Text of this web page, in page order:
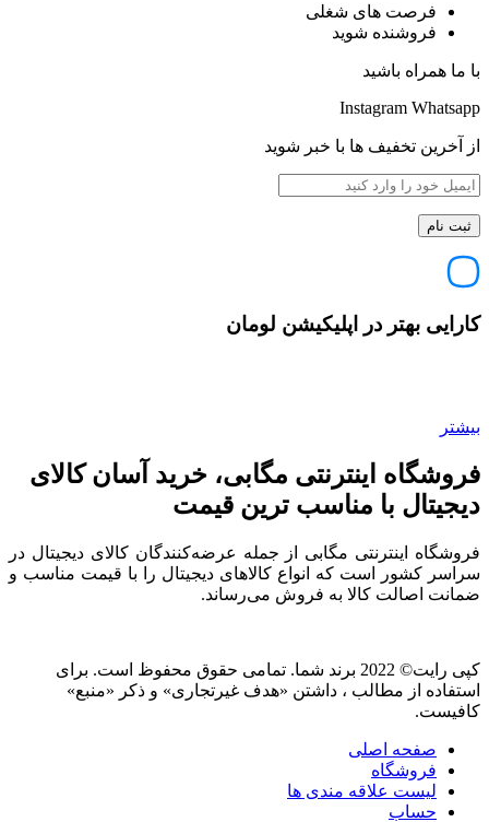
فرصت های شغلی
فروشنده شوید
با ما همراه باشید
Instagram Whatsapp
از آخرین تخفیف ها با خبر شوید
کارایی بهتر در اپلیکیشن لومان
بیشتر
فروشگاه اینترنتی مگابی، خرید آسان کالای
دیجیتال با مناسب ترین قیمت
فروشگاه اینترنتی مگابی از جمله عرضه‌کنندگان کالای دیجیتال در
سراسر کشور است که انواع کالاهای دیجیتال را با قیمت مناسب و
ضمانت اصالت کالا به فروش می‌رساند.
کپی رایت© 2022 برند شما. تمامی حقوق محفوظ است. برای
استفاده از مطالب ، داشتن «هدف غیرتجاری» و ذکر «منبع»
کافیست.
صفحه اصلی
فروشگاه
لیست علاقه مندی ها
حساب